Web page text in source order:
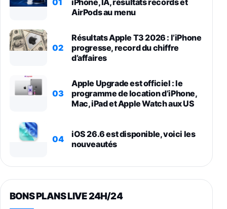
iPhone, IA, résultats records et
AirPods au menu
02
Résultats Apple T3 2026 : l’iPhone
progresse, record du chiffre
d’affaires
03
Apple Upgrade est officiel : le
programme de location d’iPhone,
Mac, iPad et Apple Watch aux US
04
iOS 26.6 est disponible, voici les
nouveautés
BONS PLANS LIVE 24H/24